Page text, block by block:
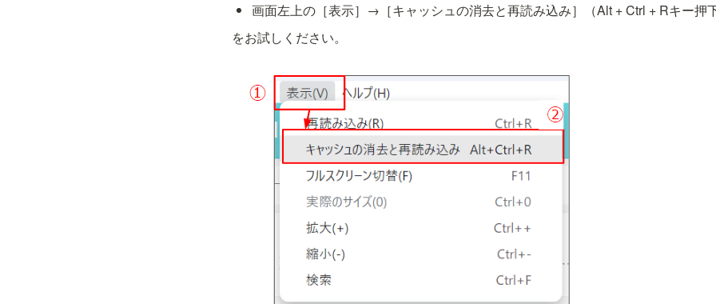
画面左上の［表示］→［キャッシュの消去と再読み込み］（Alt + Ctrl + Rキー押
をお試しください。